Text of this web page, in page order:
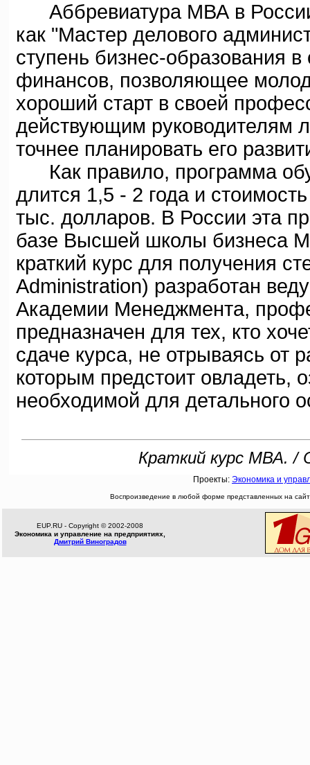
Аббревиатура МВА в
как "Мастер делового
ступень бизнес-образования
финансов, позволяющее
хороший старт в своей
действующим руководителям
точнее планировать его
Как правило, программа
длится 1,5 - 2 года и
тыс. долларов. В России эта
базе Высшей школы бизнеса
краткий курс для получения
Administration) разработан
Академии Менеджмента,
предназначен для тех, кто
сдаче курса, не отрываясь от
которым предстоит овладеть,
необходимой для детального
Краткий курс МВА. /
Проекты: Экономика и
Воспроизведение в любой форме представленных на
EUP.RU - Copyright © 2002-2008
Экономика и управление на предприятиях,
Дмитрий Виноградов